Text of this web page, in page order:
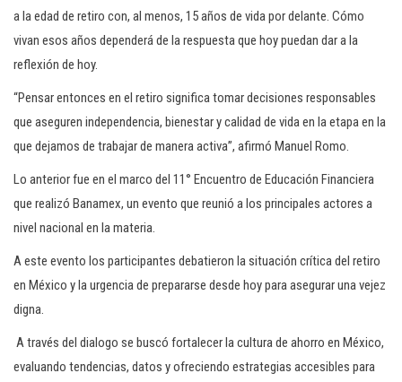
a la edad de retiro con, al menos, 15 años de vida por delante. Cómo
vivan esos años dependerá de la respuesta que hoy puedan dar a la
reflexión de hoy.
“Pensar entonces en el retiro significa tomar decisiones responsables
que aseguren independencia, bienestar y calidad de vida en la etapa en la
que dejamos de trabajar de manera activa”, afirmó Manuel Romo.
Lo anterior fue en el marco del 11° Encuentro de Educación Financiera
que realizó Banamex, un evento que reunió a los principales actores a
nivel nacional en la materia.
A este evento los participantes debatieron la situación crítica del retiro
en México y la urgencia de prepararse desde hoy para asegurar una vejez
digna.
A través del dialogo se buscó fortalecer la cultura de ahorro en México,
evaluando tendencias, datos y ofreciendo estrategias accesibles para